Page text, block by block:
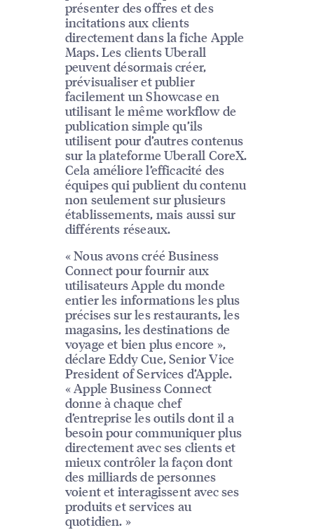
présenter des offres et des
incitations aux clients
directement dans la fiche Apple
Maps. Les clients Uberall
peuvent désormais créer,
prévisualiser et publier
facilement un Showcase en
utilisant le même workflow de
publication simple qu’ils
utilisent pour d’autres contenus
sur la plateforme Uberall CoreX.
Cela améliore l’efficacité des
équipes qui publient du contenu
non seulement sur plusieurs
établissements, mais aussi sur
différents réseaux.
« Nous avons créé Business
Connect pour fournir aux
utilisateurs Apple du monde
entier les informations les plus
précises sur les restaurants, les
magasins, les destinations de
voyage et bien plus encore »,
déclare Eddy Cue, Senior Vice
President of Services d’Apple.
« Apple Business Connect
donne à chaque chef
d’entreprise les outils dont il a
besoin pour communiquer plus
directement avec ses clients et
mieux contrôler la façon dont
des milliards de personnes
voient et interagissent avec ses
produits et services au
quotidien. »